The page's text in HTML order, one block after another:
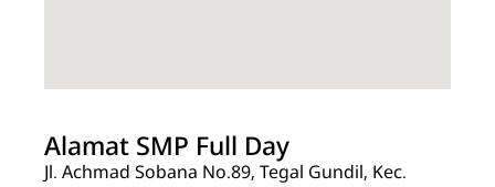
Alamat SMP Full Day
Jl. Achmad Sobana No.89, Tegal Gundil, Kec.